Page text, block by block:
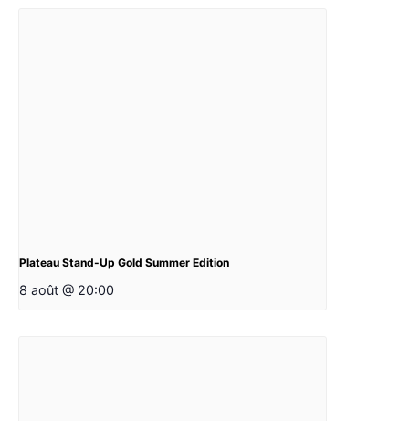
Plateau Stand-Up Gold Summer Edition
8 août @ 20:00